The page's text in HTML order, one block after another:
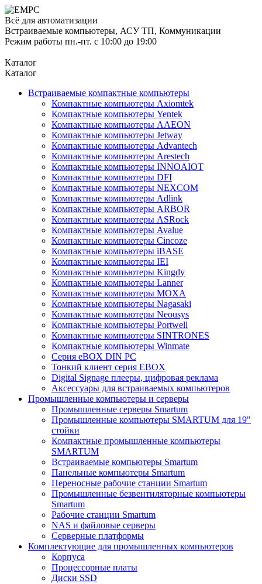
Всё для автоматизации
Встраиваемые компьютеры, АСУ ТП, Коммуникации
Режим работы пн.-пт. с 10:00 до 19:00
Каталог
Каталог
Встраиваемые компактные компьютеры
Компактные компьютеры Axiomtek
Компактные компьютеры Yentek
Компактные компьютеры AAEON
Компактные компьютеры Jetway
Компактные компьютеры Advantech
Компактные компьютеры Arestech
Компактные компьютеры INNOAIOT
Компактные компьютеры DFI
Компактные компьютеры NEXCOM
Компактные компьютеры Adlink
Компактные компьютеры ARBOR
Компактные компьютеры ASRock
Компактные компьютеры Avalue
Компактные компьютеры Cincoze
Компактные компьютеры iBASE
Компактные компьютеры IEI
Компактные компьютеры Kingdy
Компактные компьютеры Lanner
Компактные компьютеры MOXA
Компактные компьютеры Nagasaki
Компактные компьютеры Neousys
Компактные компьютеры Portwell
Компактные компьютеры SINTRONES
Компактные компьютеры Winmate
Серия eBOX DIN PC
Тонкий клиент серия EBOX
Digital Signage плееры, цифровая реклама
Аксессуары для встраиваемых компьютеров
Промышленные компьютеры и серверы
Промышленные серверы Smartum
Промышленные компьютеры SMARTUM для 19"
стойки
Компактные промышленные компьютеры
SMARTUM
Встраиваемые компьютеры Smartum
Панельные компьютеры Smartum
Переносные рабочие станции Smartum
Промышленные безвентиляторные компьютеры
Smartum
Рабочие станции Smartum
NAS и файловые серверы
Серверные платформы
Комплектующие для промышленных компьютеров
Корпуса
Процессорные платы
Диски SSD